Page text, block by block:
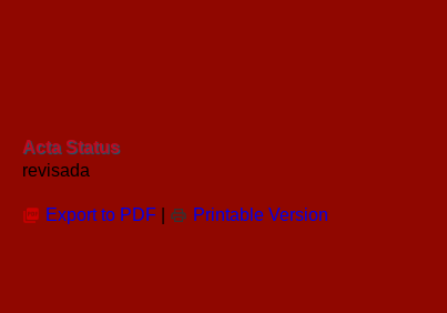
Acta Status
revisada
Export to PDF Printable Version